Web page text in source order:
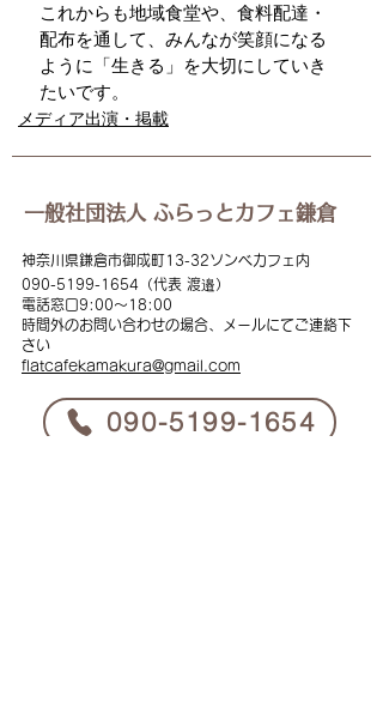
これからも地域食堂や、食料配達・
配布を通して、みんなが笑顔になる
ように「生きる」を大切にしていき
たいです。
メディア出演・掲載
一般社団法人 ふらっとカフェ鎌倉
神奈川県鎌倉市御成町13-32ソンベカフェ内
090-5199-1654（代表 渡邉）
電話窓口9:00～18:00
時間外のお問い合わせの場合、メールにてご連絡下
さい
flatcafekamakura@gmail.com
​090-5199-1654